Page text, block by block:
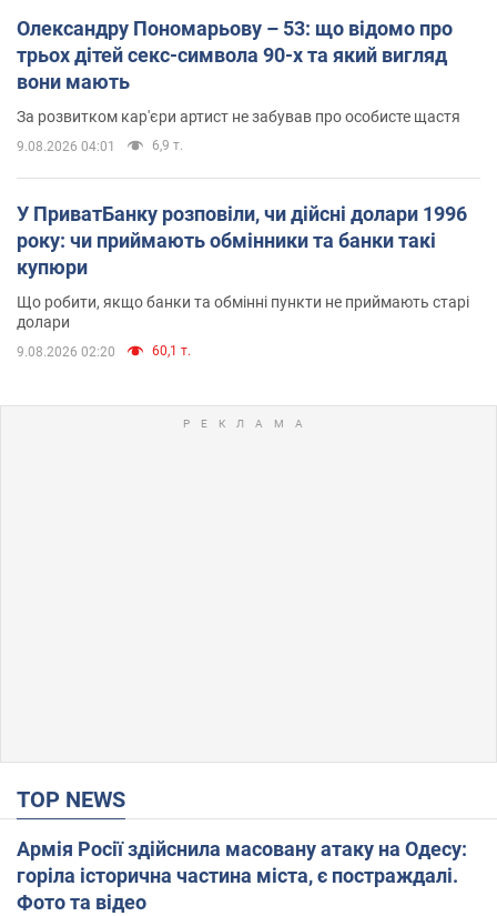
Олександру Пономарьову – 53: що відомо про
трьох дітей секс-символа 90-х та який вигляд
вони мають
За розвитком кар'єри артист не забував про особисте щастя
9.08.2026 04:01 6,9 т.
У ПриватБанку розповіли, чи дійсні долари 1996
року: чи приймають обмінники та банки такі
купюри
Що робити, якщо банки та обмінні пункти не приймають старі
долари
9.08.2026 02:20 60,1 т.
TOP NEWS
Армія Росії здійснила масовану атаку на Одесу:
горіла історична частина міста, є постраждалі.
Фото та відео